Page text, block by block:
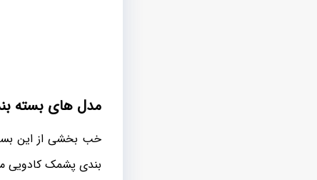
مدل های بسته
خب بخشی از این
بندی پشمک کادویی